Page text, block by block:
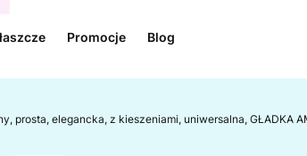
Promocje Blog
prosta, elegancka, z kieszeniami, uniwersalna, GŁADKA